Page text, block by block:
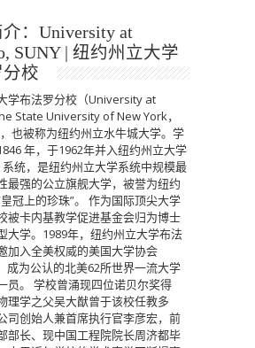
：University at
SUNY | 纽约州立大学
校
学布法罗分校（University at
State University of New York，
也被称为纽约州立水牛城大学。学
年，于1962年并入纽约州立大学
系统，是纽约州立大学系统中规模最
最强的公立旗舰大学，被誉为纽约
冠上的珍珠”。 作为国际顶尖大学
被卡内基教学促进基金会归为博士
大学。1989年，纽约州立大学布法
加入全美权威的美国大学协会
成为公认的北美62所世界一流大学
员。 学校曾涌现四位诺贝尔奖得
理学之父吴大猷曾于该校任教多
司创始人兼首席执行官李彦宏，前
部长、现中国工程院院长周济都毕